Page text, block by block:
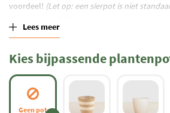
voordeel! (Let op: een sierpot is niet
Lees meer
Kies bijpassende
Geen pot